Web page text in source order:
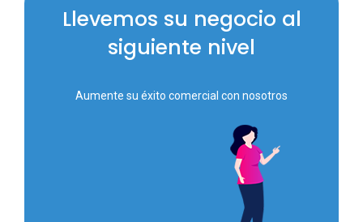
Llevemos su negocio al
siguiente nivel
Aumente su éxito comercial con nosotros